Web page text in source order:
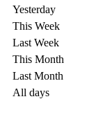
Yesterday
This Week
Last Week
This Month
Last Month
All days